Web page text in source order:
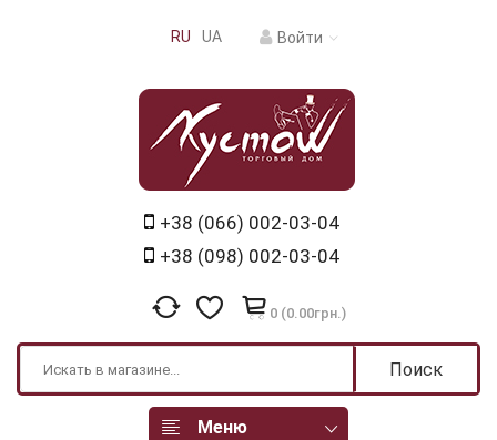
RU UA Войти
+38 (066) 002-03-04
+38 (098) 002-03-04
0 (0.00грн.)
Поиск
Меню